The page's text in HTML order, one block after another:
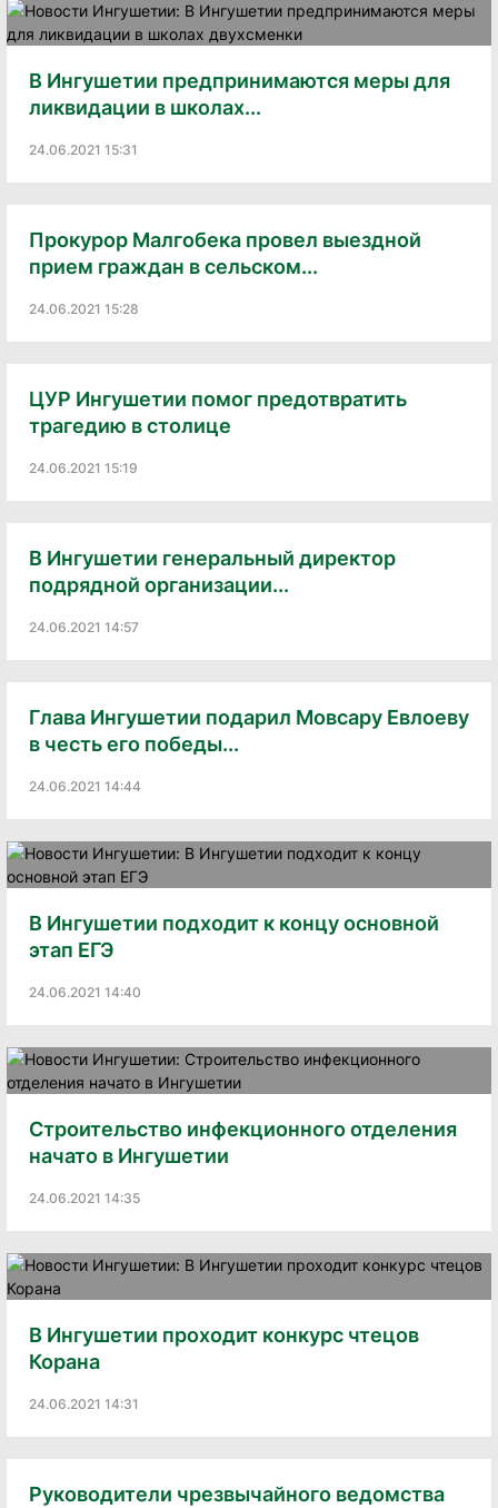
В Ингушетии предпринимаются меры для
ликвидации в школах...
24.06.2021 15:31
Прокурор Малгобека провел выездной
прием граждан в сельском...
24.06.2021 15:28
ЦУР Ингушетии помог предотвратить
трагедию в столице
24.06.2021 15:19
В Ингушетии генеральный директор
подрядной организации...
24.06.2021 14:57
Глава Ингушетии подарил Мовсару Евлоеву
в честь его победы...
24.06.2021 14:44
В Ингушетии подходит к концу основной
этап ЕГЭ
24.06.2021 14:40
Строительство инфекционного отделения
начато в Ингушетии
24.06.2021 14:35
В Ингушетии проходит конкурс чтецов
Корана
24.06.2021 14:31
Руководители чрезвычайного ведомства